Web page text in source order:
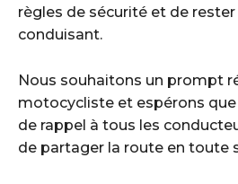
règles de sécurité et de
conduisant.
Nous souhaitons un prompt
motocycliste et espérons
de rappel à tous les
de partager la route en toute